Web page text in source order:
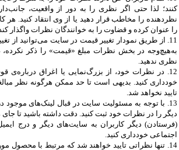
کنند؛ لذا حتی اگر نظری را به دور از واقعیت،
نظردهنده را مخاطب قرار دهید یا از وی انتقاد کنید. هر
را عنوان کرده و قضاوت را به خوانندگان نظرات واگذار
11. از طریق نمودار تغییر قیمت در سایت می‌توانید از
به‌هیچ‌وجه در بخش نظرات مبلغ «قیمت» را ذکر نکرده،
نظری ندهید.
12. در نظرات خود، از بزرگ‌نمایی یا اغراق
خودداری کنید. بدیهی است تا حد ممکن هرگونه نظر
تایید نخواهد شد.
13. با توجه به مسئولیت سایت در قبال لینک‌های موجود
دیگر را در نظرات خود ثبت کنید. دقت داشته باشید تا
(فرستادن) دیگر کاربران به سایت‌های دیگر و درج
اجتماعی خودداری کنید.
14. تنها نظراتی تایید خواهند شد که مرتبط با محصول